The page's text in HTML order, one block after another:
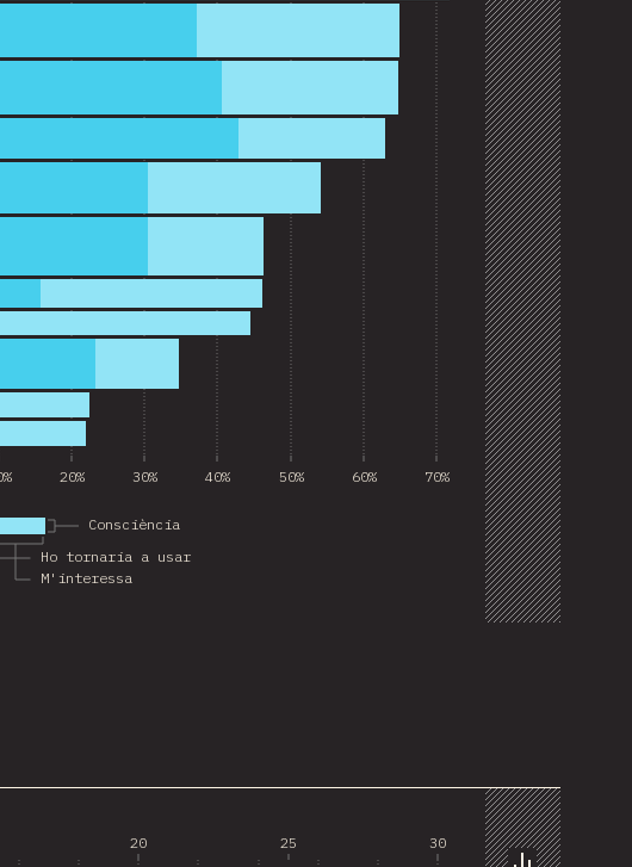
Ho tornaria a usar
M'interessa
Consciència
20% 30% 40% 50% 60% 70%
20 25 30